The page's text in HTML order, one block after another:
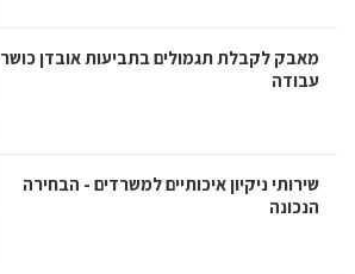
מאבק לקבלת תגמולים בתביעות אובדן כושר
עבודה
שירותי ניקיון איכותיים למשרדים - הבחירה
הנכונה